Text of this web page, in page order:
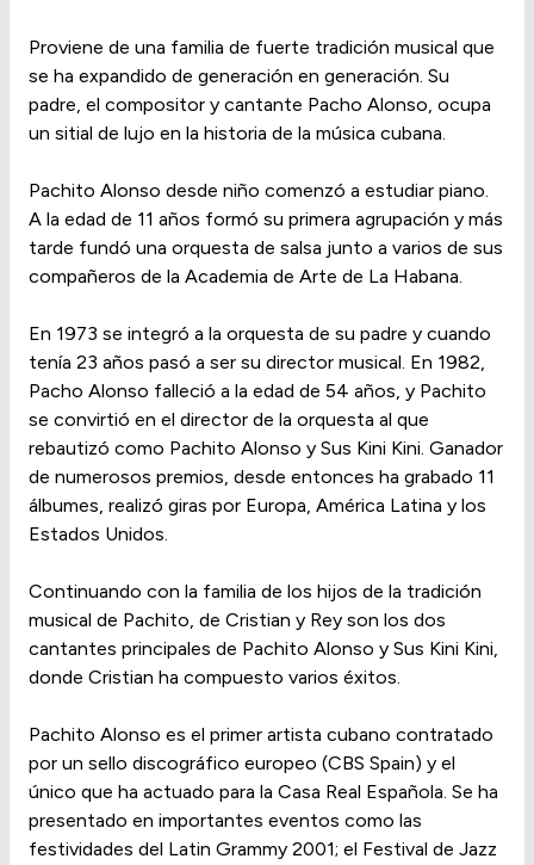
Proviene de una familia de fuerte tradición musical que
se ha expandido de generación en generación. Su
padre, el compositor y cantante Pacho Alonso, ocupa
un sitial de lujo en la historia de la música cubana.
Pachito Alonso desde niño comenzó a estudiar piano.
A la edad de 11 años formó su primera agrupación y más
tarde fundó una orquesta de salsa junto a varios de sus
compañeros de la Academia de Arte de La Habana.
En 1973 se integró a la orquesta de su padre y cuando
tenía 23 años pasó a ser su director musical. En 1982,
Pacho Alonso falleció a la edad de 54 años, y Pachito
se convirtió en el director de la orquesta al que
rebautizó como Pachito Alonso y Sus Kini Kini. Ganador
de numerosos premios, desde entonces ha grabado 11
álbumes, realizó giras por Europa, América Latina y los
Estados Unidos.
Continuando con la familia de los hijos de la tradición
musical de Pachito, de Cristian y Rey son los dos
cantantes principales de Pachito Alonso y Sus Kini Kini,
donde Cristian ha compuesto varios éxitos.
Pachito Alonso es el primer artista cubano contratado
por un sello discográfico europeo (CBS Spain) y el
único que ha actuado para la Casa Real Española. Se ha
presentado en importantes eventos como las
festividades del Latin Grammy 2001; el Festival de Jazz